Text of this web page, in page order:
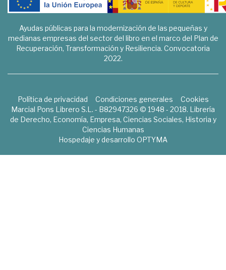
Ayudas públicas para la modernización de las pequeñas y
medianas empresas del sector del libro en el marco del Plan de
Recuperación, Transformación y Resiliencia. Convocatoria
2022.
Política de privacidad Condiciones generales
Cookies
Marcial Pons Librero S.L. - B82947326 © 1948 - 2018. Librería
de Derecho, Economía, Empresa, Ciencias Sociales, Historia y
Ciencias Humanas
Hospedaje y desarrollo OPTYMA